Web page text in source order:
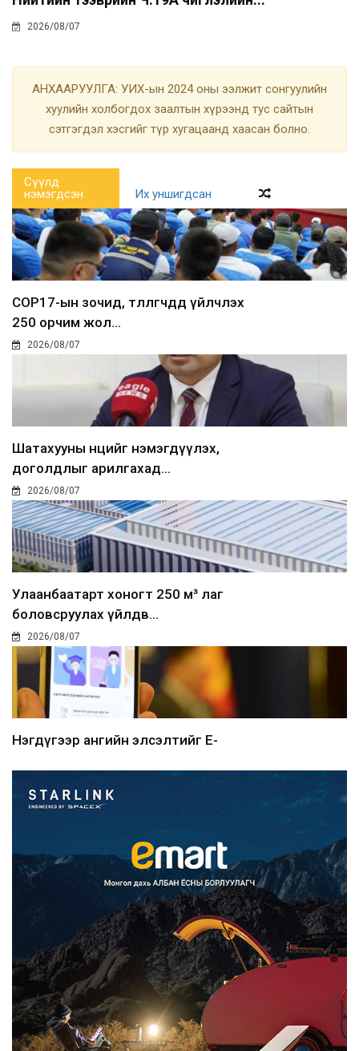
2026/08/07
АНХААРУУЛГА: УИХ-ын 2024 оны ээлжит сонгуулийн
хуулийн холбогдох заалтын хүрээнд тус сайтын
сэтгэгдэл хэсгийг түр хугацаанд хаасан болно.
Сүүлд
нэмэгдсэн
Их уншигдсан
COP17-ын зочид, төлөөлөгчдөд үйлчлэх
250 орчим жол...
2026/08/07
Шатахууны нөөцийг нэмэгдүүлэх,
доголдлыг арилгахад...
2026/08/07
Улаанбаатарт хоногт 250 м³ лаг
боловсруулах үйлдв...
2026/08/07
Нэгдүгээр ангийн элсэлтийг E-
Францад иргэд рүү зөвшөөрөлгүй
сурталчилгааны дууд...
2026/08/07
Нийтийн тээврийн Ч:19А чиглэлийн